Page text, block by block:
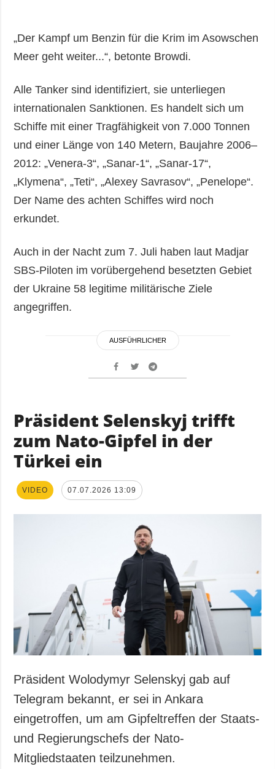
„Der Kampf um Benzin für die Krim im Asowschen
Meer geht weiter...“, betonte Browdi.
Alle Tanker sind identifiziert, sie unterliegen
internationalen Sanktionen. Es handelt sich um
Schiffe mit einer Tragfähigkeit von 7.000 Tonnen
und einer Länge von 140 Metern, Baujahre 2006–
2012: „Venera-3“, „Sanar-1“, „Sanar-17“,
„Klymena“, „Teti“, „Alexey Savrasov“, „Penelope“.
Der Name des achten Schiffes wird noch
erkundet.
Auch in der Nacht zum 7. Juli haben laut Madjar
SBS-Piloten im vorübergehend besetzten Gebiet
der Ukraine 58 legitime militärische Ziele
angegriffen.
AUSFÜHRLICHER
Präsident Selenskyj trifft
zum Nato-Gipfel in der
Türkei ein
VIDEO 07.07.2026 13:09
Präsident Wolodymyr Selenskyj gab auf
Telegram bekannt, er sei in Ankara
eingetroffen, um am Gipfeltreffen der Staats-
und Regierungschefs der Nato-
Mitgliedstaaten teilzunehmen.